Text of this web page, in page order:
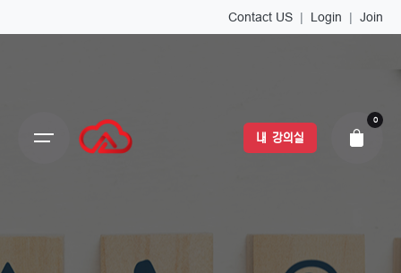
Join
|
Login
|
Contact US
내 강의실
0